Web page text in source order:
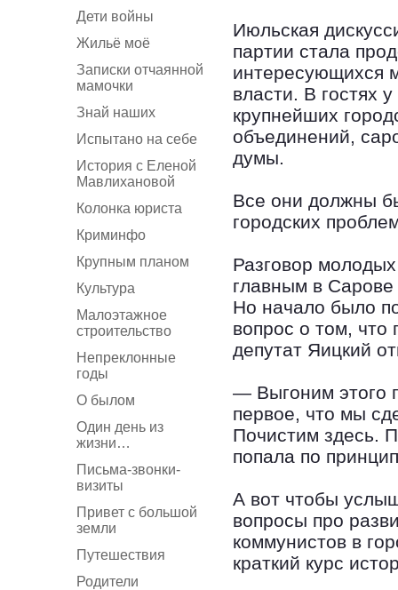
Дети войны
Жильё моё
Записки отчаянной
мамочки
Знай наших
Испытано на себе
История с Еленой
Мавлихановой
Колонка юриста
Криминфо
Крупным планом
Культура
Малоэтажное
строительство
Непреклонные
годы
О былом
Один день из
жизни…
Письма-звонки-
визиты
Привет с большой
земли
Путешествия
Родители
Июльская
партии стала
интересующихся
власти. В гостях
крупнейших
объединений,
думы.
Все они должны
городских
Разговор
главным в
Но начало было
вопрос о том, что
депутат Яицкий
— Выгоним этого
первое, что мы
Почистим здесь.
попала по
А вот чтобы
вопросы про
коммунистов в
краткий курс